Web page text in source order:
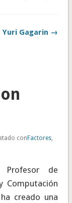
Yuri Gagarin →
con Factores,
Profesor de
Computación
creado una